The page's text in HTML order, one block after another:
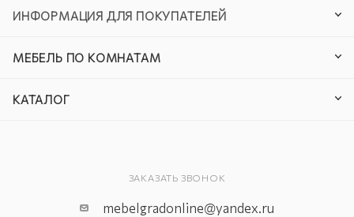
ИНФОРМАЦИЯ ДЛЯ ПОКУПАТЕЛЕЙ
МЕБЕЛЬ ПО КОМНАТАМ
КАТАЛОГ
ЗАКАЗАТЬ ЗВОНОК
mebelgradonline@yandex.ru